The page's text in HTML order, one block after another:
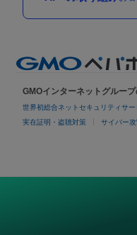
GMOインターネットグルー
世界初総合ネットセキュリティサ
実在証明・盗聴対策 サイバー